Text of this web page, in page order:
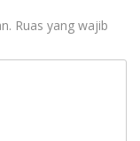
Ruas yang wajib